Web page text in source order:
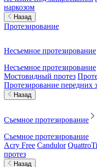
наркозом
Назад
Протезирование
Несъемное протезирование
Несъемное протезирование
Мостовидный протез
Протезирование передних
Назад
Съемное протезирование
Съемное протезирование
Acry Free Candulor QuattroTi
протез
Назад